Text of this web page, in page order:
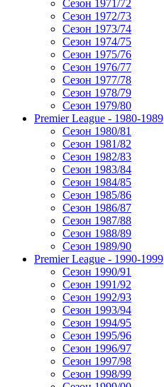
Сезон 1971/72
Сезон 1972/73
Сезон 1973/74
Сезон 1974/75
Сезон 1975/76
Сезон 1976/77
Сезон 1977/78
Сезон 1978/79
Сезон 1979/80
Premier League - 1980-1989
Сезон 1980/81
Сезон 1981/82
Сезон 1982/83
Сезон 1983/84
Сезон 1984/85
Сезон 1985/86
Сезон 1986/87
Сезон 1987/88
Сезон 1988/89
Сезон 1989/90
Premier League - 1990-1999
Сезон 1990/91
Сезон 1991/92
Сезон 1992/93
Сезон 1993/94
Сезон 1994/95
Сезон 1995/96
Сезон 1996/97
Сезон 1997/98
Сезон 1998/99